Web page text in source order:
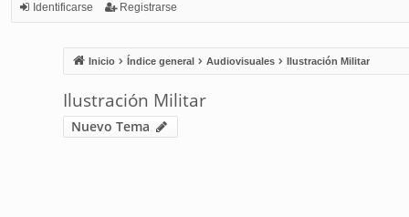
Identificarse Registrarse
Inicio Índice general Audiovisuales Ilustración Militar
Ilustración Militar
Nuevo Tema